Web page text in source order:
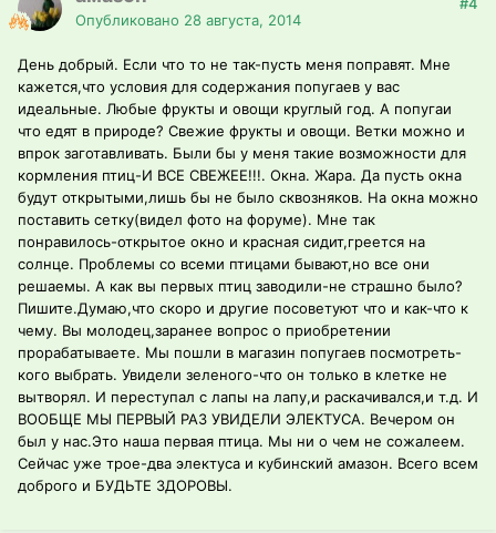
Опубликовано 28 августа, 2014
#4
День добрый. Если что то не так-пусть меня поправят. Мне
кажется,что условия для содержания попугаев у вас
идеальные. Любые фрукты и овощи круглый год. А попугаи
что едят в природе? Свежие фрукты и овощи. Ветки можно и
впрок заготавливать. Были бы у меня такие возможности для
кормления птиц-И ВСЕ СВЕЖЕЕ!!!. Окна. Жара. Да пусть окна
будут открытыми,лишь бы не было сквозняков. На окна можно
поставить сетку(видел фото на форуме). Мне так
понравилось-открытое окно и красная сидит,греется на
солнце. Проблемы со всеми птицами бывают,но все они
решаемы. А как вы первых птиц заводили-не страшно было?
Пишите.Думаю,что скоро и другие посоветуют что и как-что к
чему. Вы молодец,заранее вопрос о приобретении
прорабатываете. Мы пошли в магазин попугаев посмотреть-
кого выбрать. Увидели зеленого-что он только в клетке не
вытворял. И переступал с лапы на лапу,и раскачивался,и т.д. И
ВООБЩЕ МЫ ПЕРВЫЙ РАЗ УВИДЕЛИ ЭЛЕКТУСА. Вечером он
был у нас.Это наша первая птица. Мы ни о чем не сожалеем.
Сейчас уже трое-два электуса и кубинский амазон. Всего всем
доброго и БУДЬТЕ ЗДОРОВЫ.